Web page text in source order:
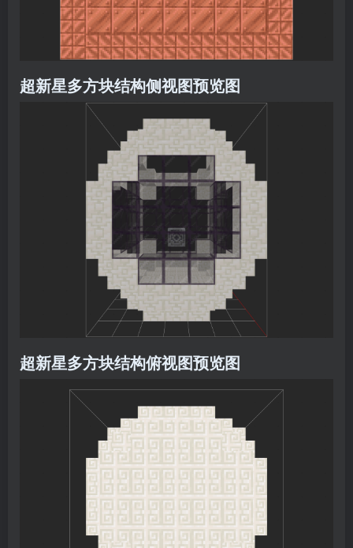
超新星多方块结构侧视图预览图
超新星多方块结构俯视图预览图